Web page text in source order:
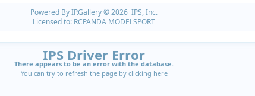
Powered ByIP.Gallery© 2026 IPS, Inc.
Licensed to: RCPANDA MODELSPORT
IPS Driver Error
There appears to be an error with the database.
You can try to refresh the page by clicking here